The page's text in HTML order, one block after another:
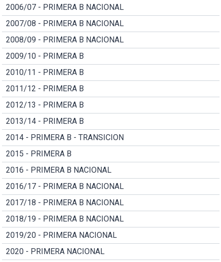
2006/07 - PRIMERA B NACIONAL
2007/08 - PRIMERA B NACIONAL
2008/09 - PRIMERA B NACIONAL
2009/10 - PRIMERA B
2010/11 - PRIMERA B
2011/12 - PRIMERA B
2012/13 - PRIMERA B
2013/14 - PRIMERA B
2014 - PRIMERA B - TRANSICION
2015 - PRIMERA B
2016 - PRIMERA B NACIONAL
2016/17 - PRIMERA B NACIONAL
2017/18 - PRIMERA B NACIONAL
2018/19 - PRIMERA B NACIONAL
2019/20 - PRIMERA NACIONAL
2020 - PRIMERA NACIONAL